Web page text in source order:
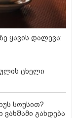
ყავის დალევა:
ცხელი
სოუსით?
ვახშამი გახდება